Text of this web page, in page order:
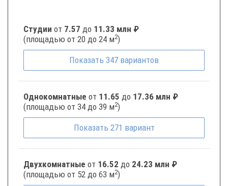
Студии от 7.57 до 11.33 млн ₽
(площадью от 20 до 24 м2)
Показать 347 вариантов
Однокомнатные от 11.65 до 17.36 млн ₽
(площадью от 34 до 39 м2)
Показать 271 вариант
Двухкомнатные от 16.52 до 24.23 млн ₽
(площадью от 52 до 63 м2)